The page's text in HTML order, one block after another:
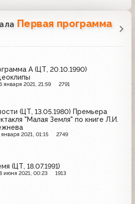
Первая программа
А (ЦТ, 20.10.1990)
января 2021, 21:59 2791
(ЦТ, 13.05.1980) Премьера
"Малая Земля" по книге Л.И.
января 2021, 01:15 2749
(ЦТ, 18.07.1991)
июня 2021, 00:23 1913